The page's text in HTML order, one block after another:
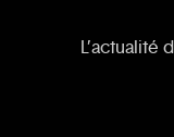
L’actualité